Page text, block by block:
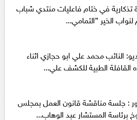
في ختام فاعليات منتدي شباب
لنواب الخير ”التمامي...
النائب محمد علي ابو حجازي اثناء
القافلة الطبية للكشف علي...
: جلسة مناقشة قانون العمل بمجلس
برئاسة المستشار عبد الوهاب...